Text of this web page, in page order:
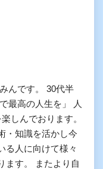
んです。 30代半
最高の人生を」 人
しんでおります。
・知識を活かし今
る人に向けて様々
ます。 またより自